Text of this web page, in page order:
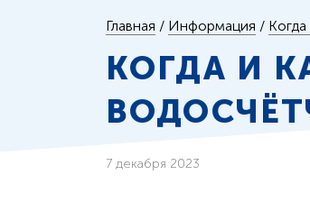
Главная / Информация /
КОГДА И
7 декабря 2023